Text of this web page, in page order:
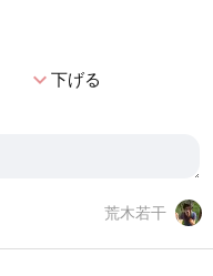
expand_more下げる
荒木若干